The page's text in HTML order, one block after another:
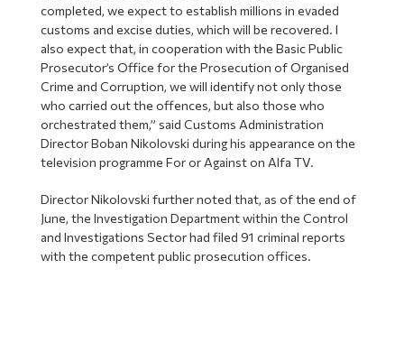
completed, we expect to establish millions in evaded
customs and excise duties, which will be recovered. I
also expect that, in cooperation with the Basic Public
Prosecutor’s Office for the Prosecution of Organised
Crime and Corruption, we will identify not only those
who carried out the offences, but also those who
orchestrated them,” said Customs Administration
Director Boban Nikolovski during his appearance on the
television programme For or Against on Alfa TV.
Director Nikolovski further noted that, as of the end of
June, the Investigation Department within the Control
and Investigations Sector had filed 91 criminal reports
with the competent public prosecution offices.